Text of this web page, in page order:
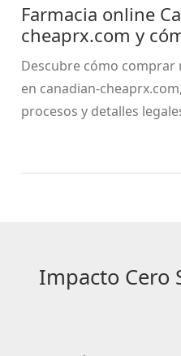
Farmacia online
cheaprx.com y
Descubre cómo comprar
en canadian-
procesos y detalles
Impacto Cero